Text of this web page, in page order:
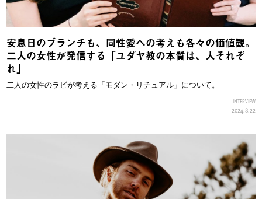
安息日のブランチも、同性愛への考えも各々の価値観。
二人の女性が発信する「ユダヤ教の本質は、人それぞ
れ」
二人の女性のラビが考える「モダン・リチュアル」について。
INTERVIEW
2024.8.22